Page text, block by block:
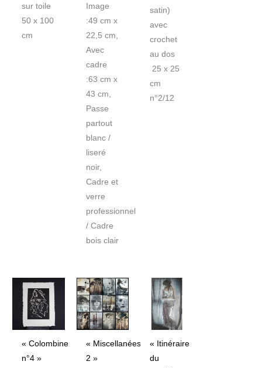
sur toile
50 x 100
cm
Image
:49 cm x
22,5 cm,
Avec
cadre
:63 cm x
43 cm,
Passe
partout
blanc /
liseré
noir,
Cadre et
verre
professionnel
/ Cadre
bois clair
satin)
avec
crochet
au dos
25 x 25
cm
n°2/12
« Colombine
n°4 »
« Miscellanées
2 »
« Itinéraire
du